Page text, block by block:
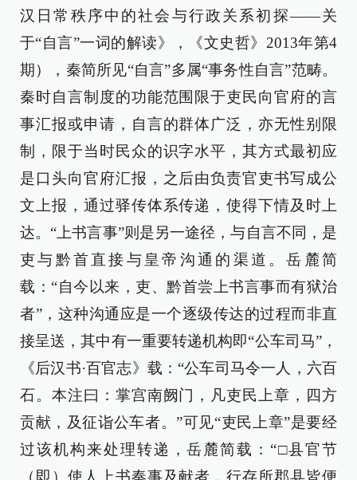
汉日常秩序中的社会与行政关系初探——关
于“自言”一词的解读》，《文史哲》2013年第4
期），秦简所见“自言”多属“事务性自言”范畴。
秦时自言制度的功能范围限于吏民向官府的言
事汇报或申请，自言的群体广泛，亦无性别限
制，限于当时民众的识字水平，其方式最初应
是口头向官府汇报，之后由负责官吏书写成公
文上报，通过驿传体系传递，使得下情及时上
达。“上书言事”则是另一途径，与自言不同，是
吏与黔首直接与皇帝沟通的渠道。岳麓简
载：“自今以来，吏、黔首尝上书言事而有狱治
者”，这种沟通应是一个逐级传达的过程而非直
接呈送，其中有一重要转递机构即“公车司马”，
《后汉书·百官志》载：“公车司马令一人，六百
石。本注曰：掌宫南阙门，凡吏民上章，四方
贡献，及征诣公车者。”可见“吏民上章”是要经
过该机构来处理转递，岳麓简载：“□县官节
（即）使人上书奏事及献者，行存所郡县皆便